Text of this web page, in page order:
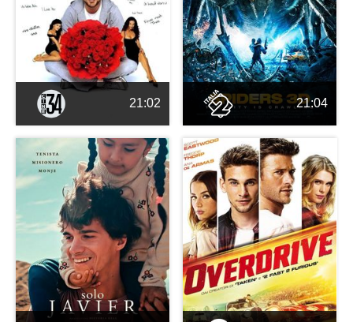
21:02 21:04